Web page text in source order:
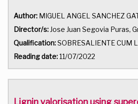
Author: MIGUEL ANGEL SANCHEZ
Director/s: Jose Juan Segovia Puras,
Qualification:SOBRESALIENTE CUM
Reading date:11/07/2022
Lignin valorisation using